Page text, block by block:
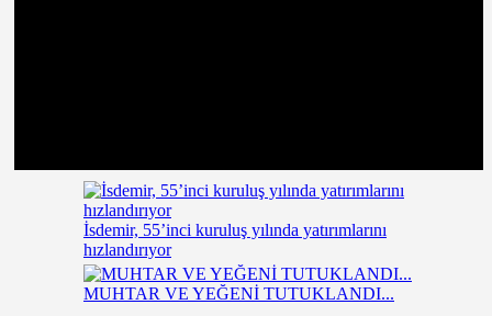
İsdemir, 55’inci kuruluş yılında yatırımlarını
hızlandırıyor
MUHTAR VE YEĞENİ TUTUKLANDI...